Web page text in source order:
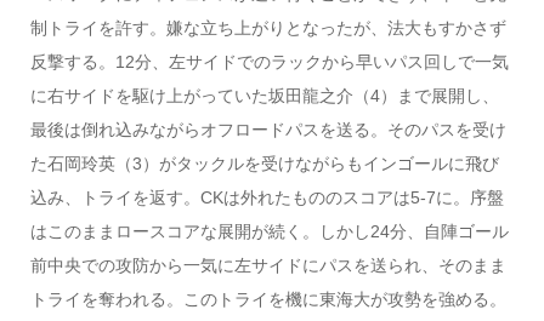
制トライを許す。嫌な立ち上がりとなったが、法大もすかさず
反撃する。12分、左サイドでのラックから早いパス回しで一気
に右サイドを駆け上がっていた坂田龍之介（4）まで展開し、
最後は倒れ込みながらオフロードパスを送る。そのパスを受け
た石岡玲英（3）がタックルを受けながらもインゴールに飛び
込み、トライを返す。CKは外れたもののスコアは5-7に。序盤
はこのままロースコアな展開が続く。しかし24分、自陣ゴール
前中央での攻防から一気に左サイドにパスを送られ、そのまま
トライを奪われる。このトライを機に東海大が攻勢を強める。